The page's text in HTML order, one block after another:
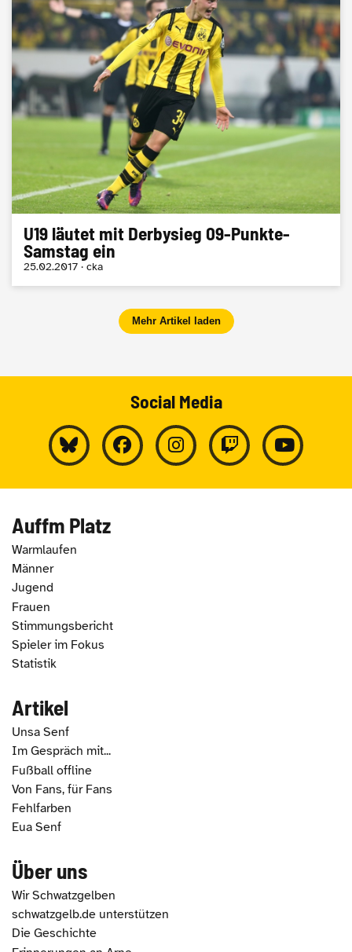
U19 läutet mit Derbysieg 09-Punkte-
Samstag ein
25.02.2017 · cka
Mehr Artikel laden
Social Media
Auffm Platz
Warmlaufen
Männer
Jugend
Frauen
Stimmungsbericht
Spieler im Fokus
Statistik
Artikel
Unsa Senf
Im Gespräch mit...
Fußball offline
Von Fans, für Fans
Fehlfarben
Eua Senf
Über uns
Wir Schwatzgelben
schwatzgelb.de unterstützen
Die Geschichte